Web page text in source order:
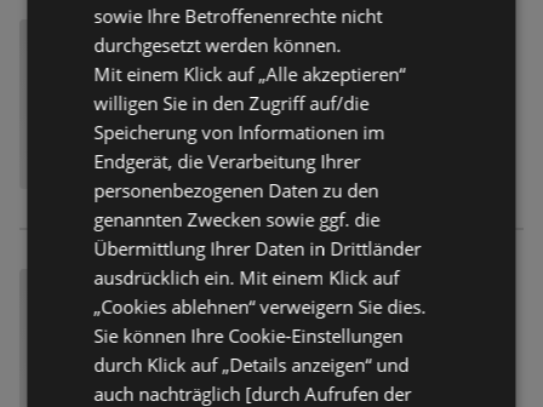
sowie Ihre Betroffenenrechte nicht
durchgesetzt werden können.
Mit einem Klick auf „Alle akzeptieren“
willigen Sie in den Zugriff auf/die
Speicherung von Informationen im
Endgerät, die Verarbeitung Ihrer
personenbezogenen Daten zu den
genannten Zwecken sowie ggf. die
Übermittlung Ihrer Daten in Drittländer
ausdrücklich ein. Mit einem Klick auf
„Cookies ablehnen“ verweigern Sie dies.
Sie können Ihre Cookie-Einstellungen
durch Klick auf „Details anzeigen“ und
auch nachträglich [durch Aufrufen der